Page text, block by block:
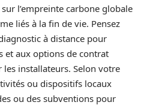
l’empreinte carbone globale
liés à la fin de vie. Pensez
à distance pour
et aux options de contrat
les installateurs. Selon votre
ou dispositifs locaux
ou des subventions pour